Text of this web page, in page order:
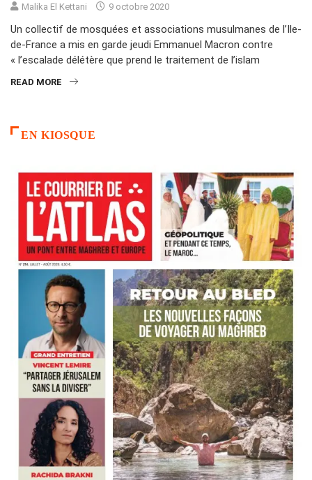
Malika El Kettani 9 octobre 2020
Un collectif de mosquées et associations musulmanes de l’Ile-
de-France a mis en garde jeudi Emmanuel Macron contre
« l’escalade délétère que prend le traitement de l’islam
READ MORE
EN KIOSQUE